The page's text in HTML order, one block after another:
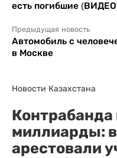
есть погибшие
Предыдущая новость
Автомобиль с
в Москве
Новости Казахстана
Контрабанда
миллиарды:
арестовали